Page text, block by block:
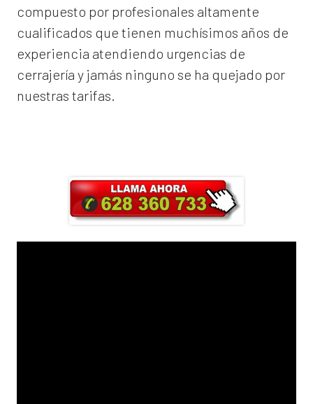
compuesto por profesionales altamente
cualificados que tienen muchísimos años de
experiencia atendiendo urgencias de
cerrajería y jamás ninguno se ha quejado por
nuestras tarifas.